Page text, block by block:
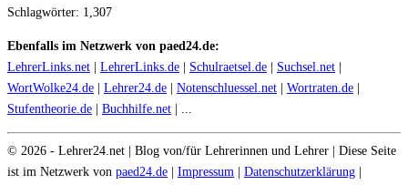
Schlagwörter: 1,307
Ebenfalls im Netzwerk von paed24.de:
LehrerLinks.net
LehrerLinks.de Schulraetsel.de Suchsel.net
WortWolke24.de
Lehrer24.de Notenschluessel.net Wortraten.de
Stufentheorie.de
Buchhilfe.net | ...
© 2026 - Lehrer24.net | Blog von/für Lehrerinnen und Lehrer | Diese Seite
ist im Netzwerk von paed24.de Impressum Datenschutzerklärung